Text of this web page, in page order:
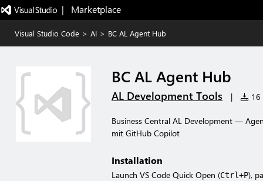
|   Marketplace
Visual Studio Code > AI > BC AL Agent Hub
BC AL Agent Hub
AL Development Tools | 16
Business Central AL Development —
mit GitHub Copilot
Installation
Launch VS Code Quick Open (Ctrl+P),